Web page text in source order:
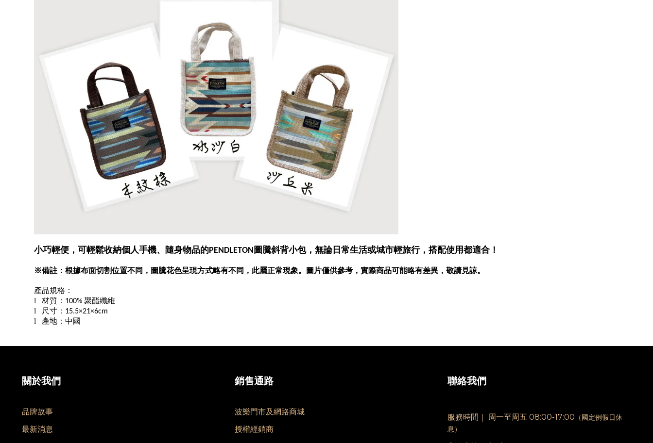
小巧輕便，可輕鬆收納個人手機、隨身物品的PENDLETON 圖騰斜背小包，無論日常生活或城市輕旅行，搭配使用都適合！
※備註：根據布面切割位置不同，圖騰花色呈現方式略有不同，此屬正常現象。圖片僅供參考，實際商品可能略有差異，敬請見諒。
產品規格：
l
材質： 100% 聚酯纖維
l
尺寸： 15.5×21×6cm
l 產地：中國
關於我們
品牌故事
最新消息
銷售通路
波樂門市及網路商城
授權經銷商
聯絡我們
服務時間｜ 周一至周五 08:00-17:00 （國定例假日休
息）